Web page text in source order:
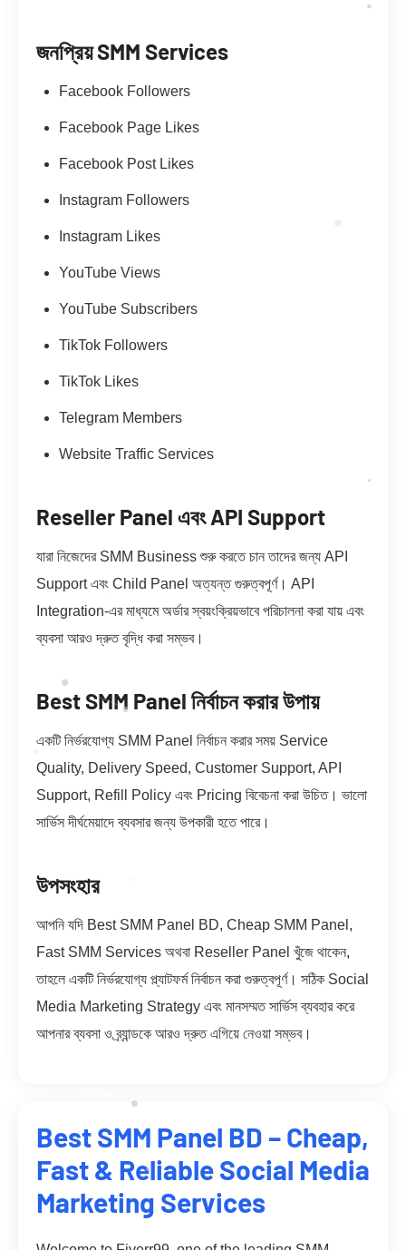
জনপ্রিয় SMM Services
Facebook Followers
Facebook Page Likes
Facebook Post Likes
Instagram Followers
Instagram Likes
YouTube Views
YouTube Subscribers
TikTok Followers
TikTok Likes
Telegram Members
Website Traffic Services
Reseller Panel এবং API Support
যারা নিজেদের SMM Business শুরু করতে চান তাদের জন্য API
Support এবং Child Panel অত্যন্ত গুরুত্বপূর্ণ। API
Integration-এর মাধ্যমে অর্ডার স্বয়ংক্রিয়ভাবে পরিচালনা করা যায় এবং
ব্যবসা আরও দ্রুত বৃদ্ধি করা সম্ভব।
Best SMM Panel নির্বাচন করার উপায়
একটি নির্ভরযোগ্য SMM Panel নির্বাচন করার সময় Service
Quality, Delivery Speed, Customer Support, API
Support, Refill Policy এবং Pricing বিবেচনা করা উচিত। ভালো
সার্ভিস দীর্ঘমেয়াদে ব্যবসার জন্য উপকারী হতে পারে।
উপসংহার
আপনি যদি Best SMM Panel BD, Cheap SMM Panel,
Fast SMM Services অথবা Reseller Panel খুঁজে থাকেন,
তাহলে একটি নির্ভরযোগ্য প্ল্যাটফর্ম নির্বাচন করা গুরুত্বপূর্ণ। সঠিক Social
Media Marketing Strategy এবং মানসম্মত সার্ভিস ব্যবহার করে
আপনার ব্যবসা ও ব্র্যান্ডকে আরও দ্রুত এগিয়ে নেওয়া সম্ভব।
Best SMM Panel BD – Cheap,
Fast & Reliable Social Media
Marketing Services